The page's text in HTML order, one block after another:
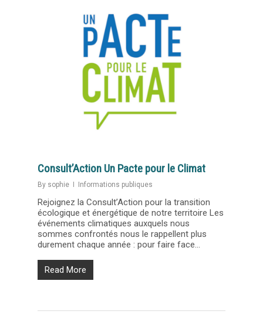
Consult’Action Un Pacte pour le Climat
By sophie Informations publiques
Rejoignez la Consult’Action pour la transition
écologique et énergétique de notre territoire Les
événements climatiques auxquels nous
sommes confrontés nous le rappellent plus
durement chaque année : pour faire face...
Read More